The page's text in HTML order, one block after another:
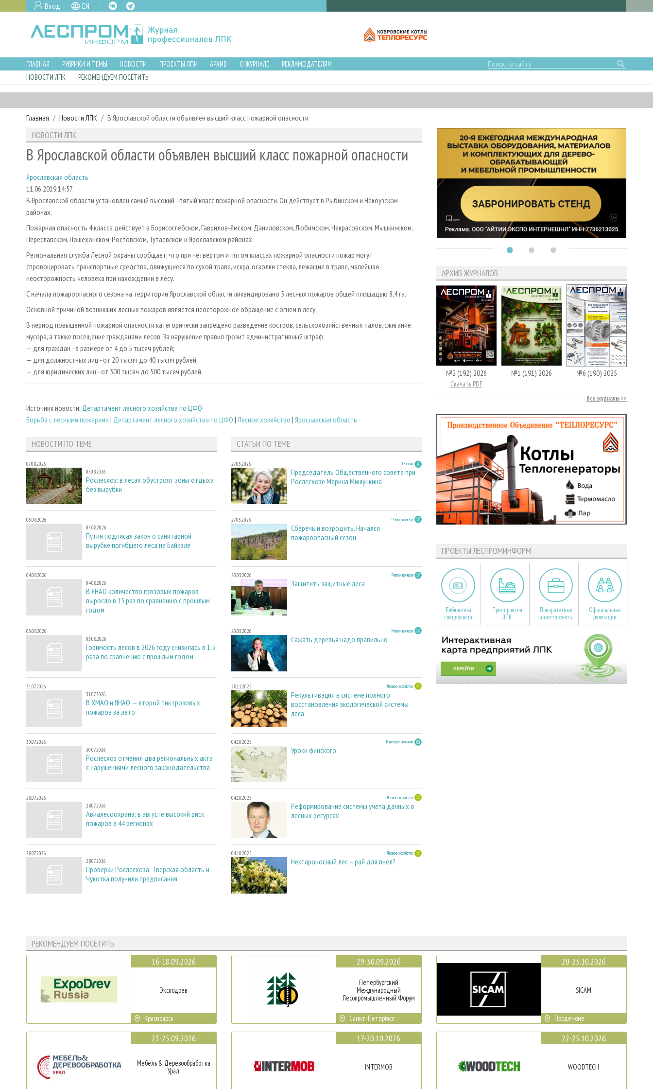
Вход EN
ГЛАВНАЯ РУБРИКИ И ТЕМЫ НОВОСТИ ПРОЕКТЫ ЛПИ АРХИВ О ЖУРНАЛЕ
РЕКЛАМОДАТЕЛЯМ
НОВОСТИ ЛПК
РЕКОМЕНДУЕМ ПОСЕТИТЬ
Главная Новости ЛПК В Ярославской области объявлен высший класс пожарной опасности
НОВОСТИ ЛПК
В Ярославской области объявлен высший класс пожарной опасности
Ярославская область
11.06.2019 14:57
В Ярославской области установлен самый высокий - пятый класс пожарной опасности. Он действует в Рыбинском и Некоузском
районах.
Пожарная опасность 4 класса действует в Борисоглебском, Гаврилов-Ямском, Даниловском, Любимском, Некрасовском, Мышкинском,
Переславском, Пошехонском, Ростовском, Тутаевском и Ярославском районах.
Региональная служба Лесной охраны сообщает, что при четвертом и пятом классах пожарной опасности пожар могут
спровоцировать транспортные средства, движущиеся по сухой траве, искра, осколки стекла, лежащие в траве, малейшая
неосторожность человека при нахождении в лесу.
С начала пожароопасного сезона на территории Ярославской области ликвидировано 5 лесных пожаров общей площадью 8,4 га.
Основной причиной возникших лесных пожаров является неосторожное обращение с огнем в лесу.
В период повышенной пожарной опасности категорически запрещено разведение костров, сельскохозяйственных палов, сжигание
мусора, а также посещение гражданами лесов. За нарушение правил грозит административный штраф:
— для граждан - в размере от 4 до 5 тысяч рублей;
— для должностных лиц - от 20 тысяч до 40 тысяч рублей;
— для юридических лиц - от 300 тысяч до 500 тысяч рублей.
Источник новости: Департамент лесного хозяйства по ЦФО
Борьба с лесными пожарами | Департамент лесного хозяйства по ЦФО | Лесное хозяйство | Ярославская область
НОВОСТИ ПО ТЕМЕ
07.08.2026
07.08.2026
Рослесхоз: в лесах обустроят зоны отдыха
без вырубки
05.08.2026
05.08.2026
Путин подписал закон о санитарной
вырубке погибшего леса на Байкале
04.08.2026
04.08.2026
В ЯНАО количество грозовых пожаров
выросло в 15 раз по сравнению с прошлым
годом
03.08.2026
03.08.2026
Горимость лесов в 2026 году снизилась в 1,5
раза по сравнению с прошлым годом
31.07.2026
31.07.2026
В ХМАО и ЯНАО — второй пик грозовых
пожаров за лето
30.07.2026
30.07.2026
Рослесхоз отменил два региональных акта
с нарушениями лесного законодательства
28.07.2026
28.07.2026
Авиалесоохрана: в августе высокий риск
пожаров в 44 регионах
28.07.2026
28.07.2026
Проверки Рослесхоза: Тверская область и
Чукотка получили предписания
СТАТЬИ ПО ТЕМЕ
27.05.2026 Персона
Председатель Общественного совета при
Рослесхозе Марина Мишункина
27.05.2026 Регион номера
Сберечь и возродить. Начался
пожароопасный сезон
23.03.2026 Регион номера
Защитить защитные леса
23.03.2026 Регион номера
Сажать деревья надо правильно
28.11.2025 Лесное хозяйство
Рекультивация в системе полного
восстановления экологической системы
леса
04.10.2025 В центре внимания
Уроки финского
04.10.2025 Лесное хозяйство
Реформирование системы учета данных о
лесных ресурсах
04.10.2025 Лесное хозяйство
Нектароносный лес – рай для пчел?
АРХИВ ЖУРНАЛОВ
№2 (192) 2026
Скачать PDF
№1 (191) 2026 №6 (190) 2025
Все журналы
ПРОЕКТЫ ЛЕСПРОМИНФОРМ
Библиотека
специалиста
Предприятия
ЛПК
Приоритетные
инвестпроекты
Официальные
делегации
РЕКОМЕНДУЕМ ПОСЕТИТЬ
16-18.09.2026
Эксподрев
Красноярск
23-25.09.2026
Мебель & Деревообработка
Урал
29-30.09.2026
Петербургский
Международный
Лесопромышленный Форум
Санкт-Петербург
17-20.10.2026
INTERMOB
20-23.10.2026
SICAM
Порденоне
22-25.10.2026
WOODTECH